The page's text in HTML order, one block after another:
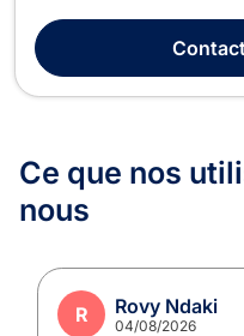
voisinage, en droit de la
étrangers et en droit de la
Ce que nos
nous
R Rovy Ndaki
04/08/2026